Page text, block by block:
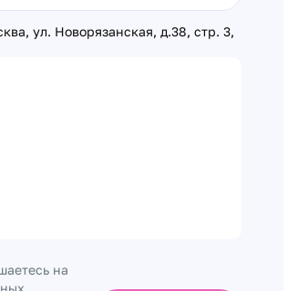
ул. Новорязанская, д.38, стр. 3,
на